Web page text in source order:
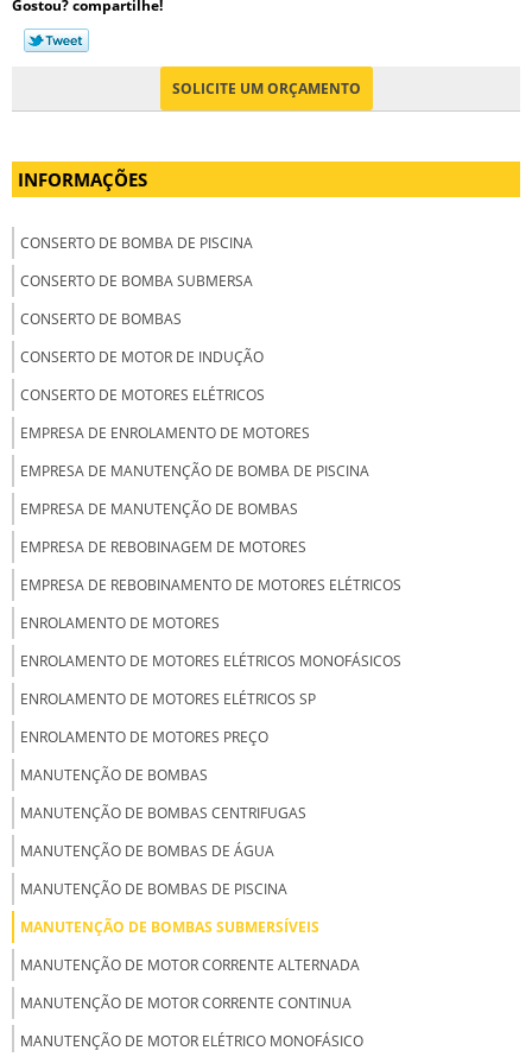
Gostou? compartilhe!
SOLICITE UM ORÇAMENTO
INFORMAÇÕES
CONSERTO DE BOMBA DE PISCINA
CONSERTO DE BOMBA SUBMERSA
CONSERTO DE BOMBAS
CONSERTO DE MOTOR DE INDUÇÃO
CONSERTO DE MOTORES ELÉTRICOS
EMPRESA DE ENROLAMENTO DE MOTORES
EMPRESA DE MANUTENÇÃO DE BOMBA DE PISCINA
EMPRESA DE MANUTENÇÃO DE BOMBAS
EMPRESA DE REBOBINAGEM DE MOTORES
EMPRESA DE REBOBINAMENTO DE MOTORES ELÉTRICOS
ENROLAMENTO DE MOTORES
ENROLAMENTO DE MOTORES ELÉTRICOS MONOFÁSICOS
ENROLAMENTO DE MOTORES ELÉTRICOS SP
ENROLAMENTO DE MOTORES PREÇO
MANUTENÇÃO DE BOMBAS
MANUTENÇÃO DE BOMBAS CENTRIFUGAS
MANUTENÇÃO DE BOMBAS DE ÁGUA
MANUTENÇÃO DE BOMBAS DE PISCINA
MANUTENÇÃO DE BOMBAS SUBMERSÍVEIS
MANUTENÇÃO DE MOTOR CORRENTE ALTERNADA
MANUTENÇÃO DE MOTOR CORRENTE CONTINUA
MANUTENÇÃO DE MOTOR ELÉTRICO MONOFÁSICO